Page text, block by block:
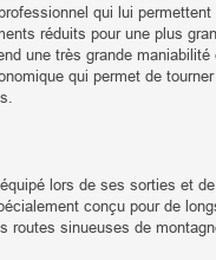
qui lui
réduits pour une plus
une très grande
qui permet de
lors de ses sorties et
conçu pour de
sinueuses de